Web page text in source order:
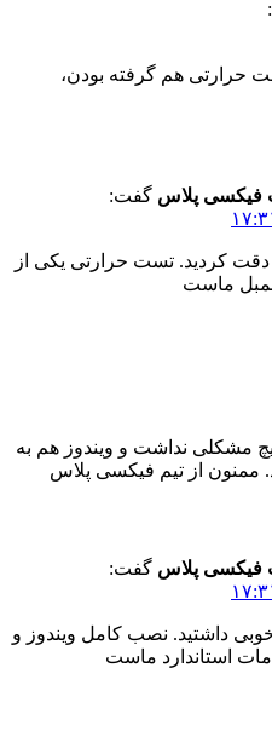
حرارتی هم گرفته بودن،
فیکسی پلاس گفت:
کردید. تست حرارتی یکی از
ماست
مشکلی نداشت و ویندوز هم به‌
از تیم فیکسی پلاس
فیکسی پلاس گفت:
داشتید. نصب کامل ویندوز و
استاندارد ماست